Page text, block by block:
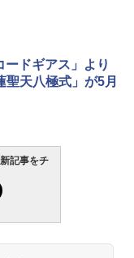
ドギアス」より
聖天八極式」が5月
記事をチ